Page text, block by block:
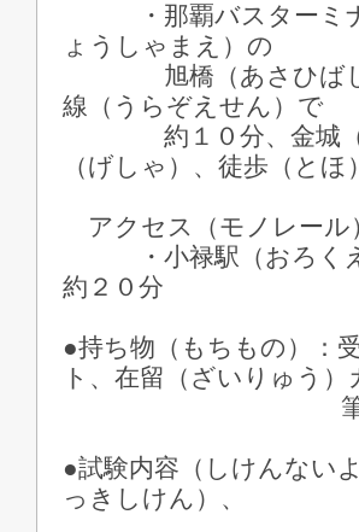
・那覇バスターミナ
ょうしゃまえ）の
旭橋（あさひばし）
線（うらぞえせん）で
約１０分、金城（か
（げしゃ）、徒歩（とほ
アクセス（モノレール
・小禄駅（おろくえ
約２０分
●持ち物（もちもの）：
ト、在留（ざいりゅう）
筆記用具（
●試験内容（しけんない
っきしけん）、